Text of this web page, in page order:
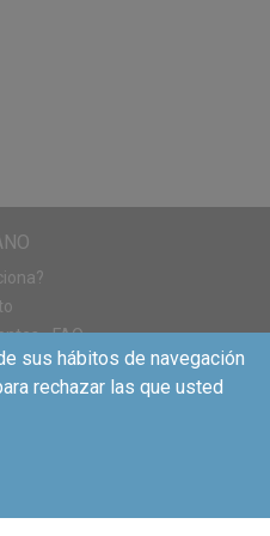
- FAQ
sus hábitos de navegación
rechazar las que usted